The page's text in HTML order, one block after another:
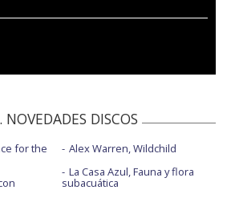
NOVEDADES DISCOS
for the
Alex Warren, Wildchild
La Casa Azul, Fauna y flora
subacuática